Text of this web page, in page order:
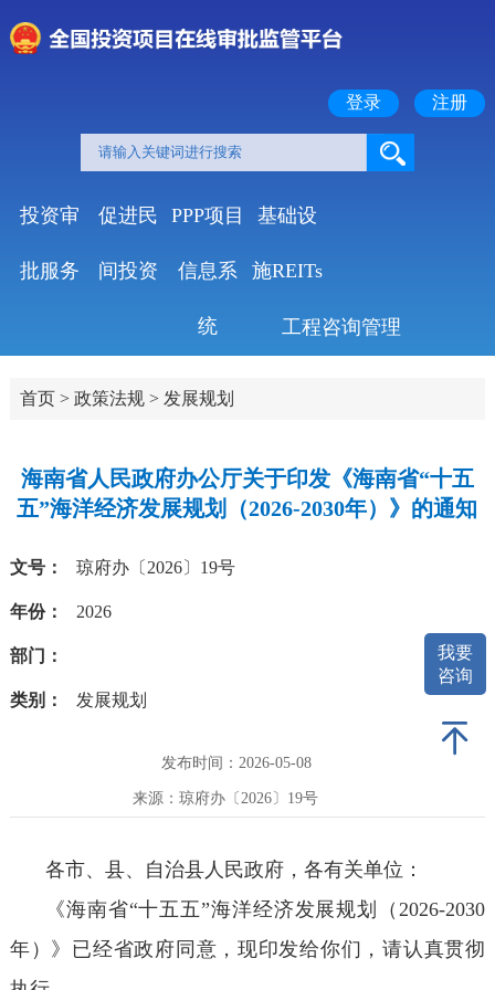
登录 注册
投资审
批服务
促进民
间投资
PPP项目
信息系
统
基础设
施REITs
工程咨询管理
首页> 政策法规> 发展规划
海南省人民政府办公厅关于印发《海南省“十五
五”海洋经济发展规划（2026-2030年）》的通知
文号： 琼府办〔2026〕19号
年份： 2026
部门：
类别： 发展规划
发布时间：2026-05-08
来源：琼府办〔2026〕19号
各市、县、自治县人民政府，各有关单位：
《海南省“十五五”海洋经济发展规划（2026-2030
年）》已经省政府同意，现印发给你们，请认真贯彻
我要
咨询